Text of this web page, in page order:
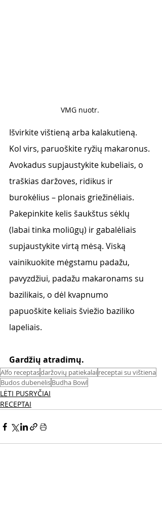
VMG nuotr.
Išvirkite vištieną arba kalakutieną.
Kol virs, paruoškite ryžių makaronus.
Avokadus supjaustykite kubeliais, o
traškias daržoves, ridikus ir
burokėlius – plonais griežinėliais.
Pakepinkite kelis šaukštus sėklų
(labai tinka moliūgų) ir gabalėliais
supjaustykite virtą mėsą. Viską
vainikuokite mėgstamu padažu,
pavyzdžiui, padažu makaronams su
bazilikais, o dėl kvapnumo
papuoškite keliais šviežio baziliko
lapeliais.
Gardžių atradimų.
Alfo receptasdaržovių patiekalaireceptai su vištiena
Budos dubenėlisBudha Bowl
LĖTI PUSRYČIAI
RECEPTAI